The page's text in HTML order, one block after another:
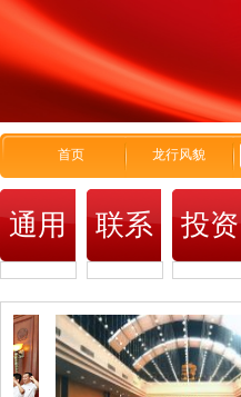
首页 龙行风貌
通用 联系
我们
投资
者关
系